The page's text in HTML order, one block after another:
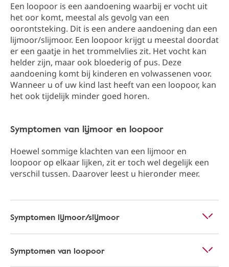
Een loopoor is een aandoening waarbij er vocht uit
het oor komt, meestal als gevolg van een
oorontsteking. Dit is een andere aandoening dan een
lijmoor/slijmoor. Een loopoor krijgt u meestal doordat
er een gaatje in het trommelvlies zit. Het vocht kan
helder zijn, maar ook bloederig of pus. Deze
aandoening komt bij kinderen en volwassenen voor.
Wanneer u of uw kind last heeft van een loopoor, kan
het ook tijdelijk minder goed horen.
Symptomen van lijmoor en loopoor
Hoewel sommige klachten van een lijmoor en
loopoor op elkaar lijken, zit er toch wel degelijk een
verschil tussen. Daarover leest u hieronder meer.
Symptomen lijmoor/slijmoor
Symptomen van loopoor